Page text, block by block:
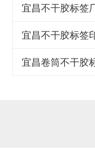
宜昌不干胶标签
宜昌不干胶标签
宜昌卷筒不干胶